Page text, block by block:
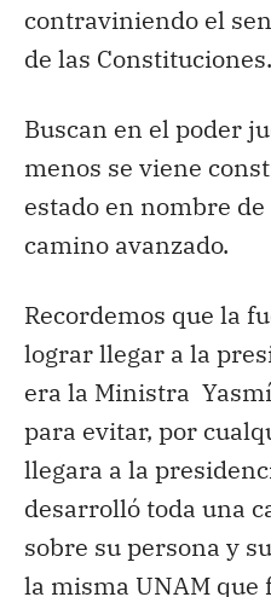
contraviniendo el
de las Constituciones.
Buscan en el poder
menos se viene
estado en nombre
camino avanzado.
Recordemos que la
lograr llegar a la
era la Ministra
para evitar, por
llegara a la
desarrolló toda una
sobre su persona y
la misma UNAM